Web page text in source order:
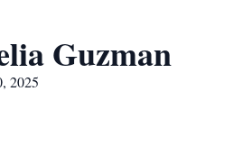
Guzman
2025